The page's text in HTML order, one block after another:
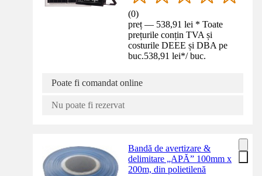
(0)
preț — 538,91 lei * Toate
prețurile conțin TVA și
costurile DEEE și DBA pe
buc.538,91 lei*/ buc.
Poate fi comandat online
Nu poate fi rezervat
Bandă de avertizare &
delimitare „APĂ” 100mm x
200m, din polietilenă